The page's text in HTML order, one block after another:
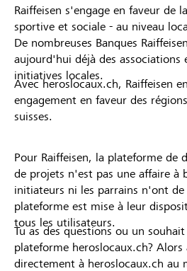
Raiffeisen s'engage en faveur de
sportive et sociale - au niveau
De nombreuses Banques
aujourd'hui déjà des associations
initiatives locales.
Avec heroslocaux.ch, Raiffeisen
engagement en faveur des
suisses.
Pour Raiffeisen, la plateforme de
de projets n'est pas une affaire à
initiateurs ni les parrains n'ont de
plateforme est mise à leur
tous les utilisateurs.
Tu as des questions ou un
plateforme heroslocaux.ch? Alors
directement à heroslocaux.ch au